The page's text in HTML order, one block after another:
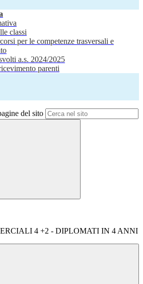
classi
per le competenze trasversali e
a.s. 2024/2025
parenti
del sito
4 +2 - DIPLOMATI IN 4 ANNI